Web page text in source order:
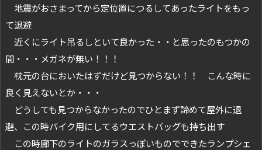
地震がおさまってから定位置につるしてあったライトをもっ
て退避
近くにライト吊るしといて良かった・・と思ったのもつかの
間・・・メガネが無い！！！
枕元の台においたはずだけど見つからない！！ こんな時に
良く見えないとか・・・
どうしても見つからなかったのでひとまず諦めて屋外に退
避、この時バイク用にしてるウエストバッグも持ち出す
この時廊下のライトのガラスっぽいものでできたランプシェ